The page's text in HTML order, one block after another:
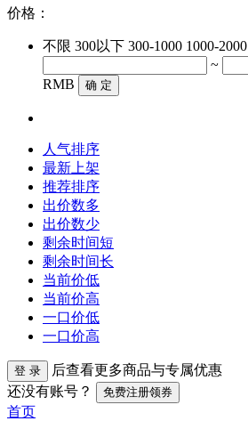
价格：
不限 300以下 300-1000 1000-2000
~
RMB
确 定
人气排序
最新上架
推荐排序
出价数多
出价数少
剩余时间短
剩余时间长
当前价低
当前价高
一口价低
一口价高
登 录
后查看更多商品与专属优惠
还没有账号？
免费注册领券
首页